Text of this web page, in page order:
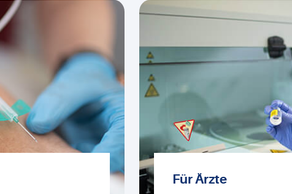
Für Ärzte